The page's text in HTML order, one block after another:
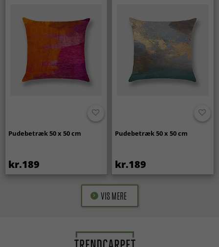
Pudebetræk 50 x 50 cm
kr.189
Pudebetræk 50 x 50 cm
kr.189
VIS MERE